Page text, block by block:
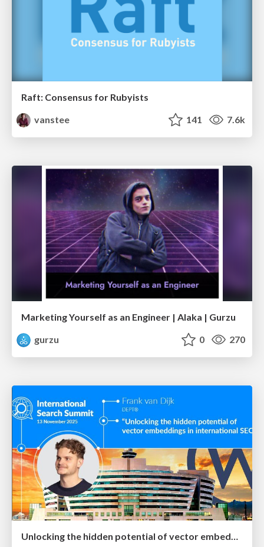
Raft: Consensus for Rubyists
vanstee
141 7.6k
Marketing Yourself as an Engineer | Alaka | Gurzu
gurzu
0 270
Unlocking the hidden potential of vector embeddings in international SEO